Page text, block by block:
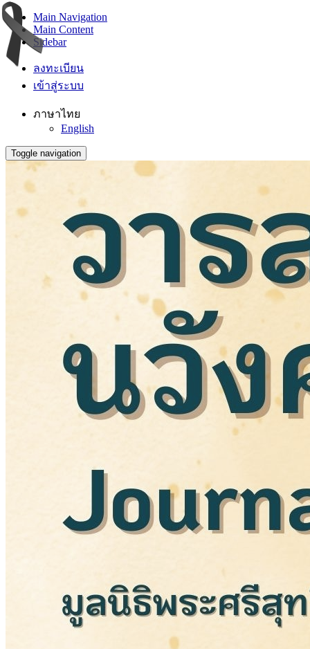
Main Navigation
Main Content
Sidebar
ลงทะเบียน
เข้าสู่ระบบ
ภาษาไทย
English
Toggle navigation